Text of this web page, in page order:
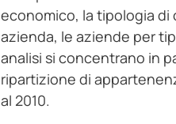
economico, la tipologia di
azienda, le aziende per
analisi si concentrano in
ripartizione di
al 2010.